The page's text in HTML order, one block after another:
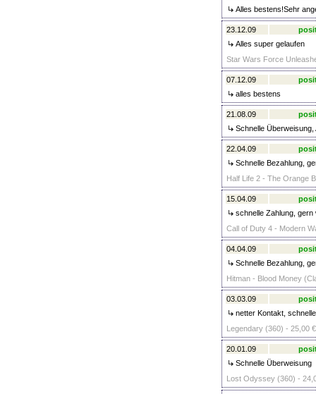
Alles bestens!Sehr
23.12.09
Alles super gelaufen
Star Wars Force
07.12.09
alles bestens
21.08.09
Schnelle Überweisung,
22.04.09
Schnelle Bezahlung,
Half Life 2 - The Orange
15.04.09
schnelle Zahlung, gern
Call of Duty 4 - Modern
04.04.09
Schnelle Bezahlung,
Hitman - Blood Money
03.03.09
netter Kontakt,
Legendary (360) - 25,00 €
20.01.09
Schnelle Überweisung
Lost Odyssey (360) -